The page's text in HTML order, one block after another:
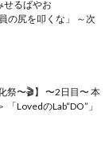
せるばやお
の尻を叩くな」 ～次
祭〜🎬】 〜2日目〜 本
LovedのLab“DO”」